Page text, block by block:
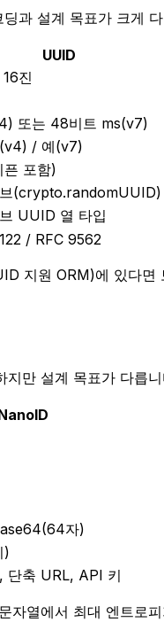
과 설계 목표가 크게
UUID
진
또는 48비트 ms(v7)
/ 예(v7)
픈 포함)
(crypto.randomUUID)
UUID 열 타입
/ RFC 9562
지원 ORM)에 있다
만 설계 목표가 다릅니
자)
)
단축 URL, API 키
열에서 최대 엔트로